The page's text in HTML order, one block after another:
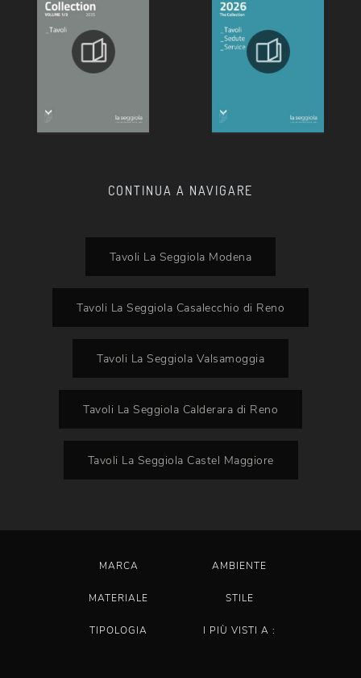
CONTINUA A NAVIGARE
Tavoli La Seggiola Modena
Tavoli La Seggiola Casalecchio di Reno
Tavoli La Seggiola Valsamoggia
Tavoli La Seggiola Calderara di Reno
Tavoli La Seggiola Castel Maggiore
MARCA AMBIENTE
MATERIALE STILE
TIPOLOGIA I PIÙ VISTI A :